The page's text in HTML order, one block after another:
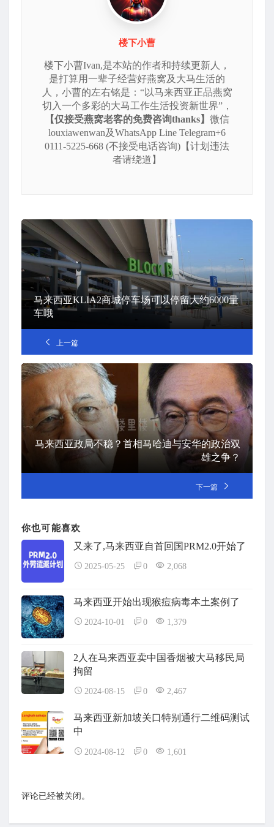
楼下小曹
楼下小曹Ivan,是本站的作者和持续更新人，
是打算用一辈子经营好燕窝及大马生活的
人，小曹的左右铭是：“以马来西亚正品燕窝
切入一个多彩的大马工作生活投资新世界”，
【仅接受燕窝老客的免费咨询thanks】 微信
louxiawenwan及WhatsApp Line Telegram+6
0111-5225-668 (不接受电话咨询)【计划违法
者请绕道】
马来西亚KLIA2商城停车场可以停留大约6000量
车哦
上一篇
马来西亚政局不稳？首相马哈迪与安华的政治双
雄之争？
下一篇
你也可能喜欢
又来了,马来西亚自首回国PRM2.0开始了
2025-05-25 0 2,068
马来西亚开始出现猴痘病毒本土案例了
2024-10-01 0 1,379
2人在马来西亚卖中国香烟被大马移民局
拘留
2024-08-15 0 2,467
马来西亚新加坡关口特别通行二维码测试
中
2024-08-12 0 1,601
评论已经被关闭。